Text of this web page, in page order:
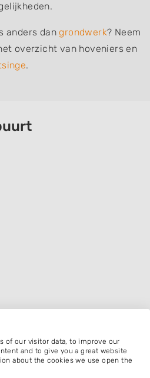
anders dangrondwerk? Neem
overzicht van hoveniers en
.
of our visitor data, to improve our
and to give you a great website
about the cookies we use open the